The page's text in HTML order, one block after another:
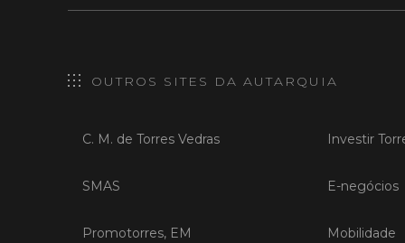
OUTROS SITES DA AUTARQUIA
C. M. de Torres Vedras
SMAS
Promotorres, EM
Investir
E-negócios
Mobilidade